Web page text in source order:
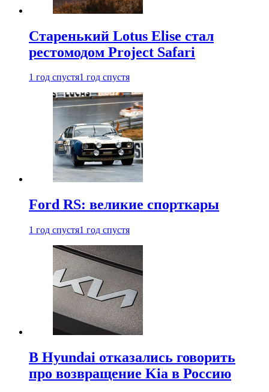
Старенький Lotus Elise стал
рестомодом Project Safari
1 год спустя1 год спустя
Ford RS: великие спорткары
1 год спустя1 год спустя
В Hyundai отказались говорить
про возвращение Kia в Россию